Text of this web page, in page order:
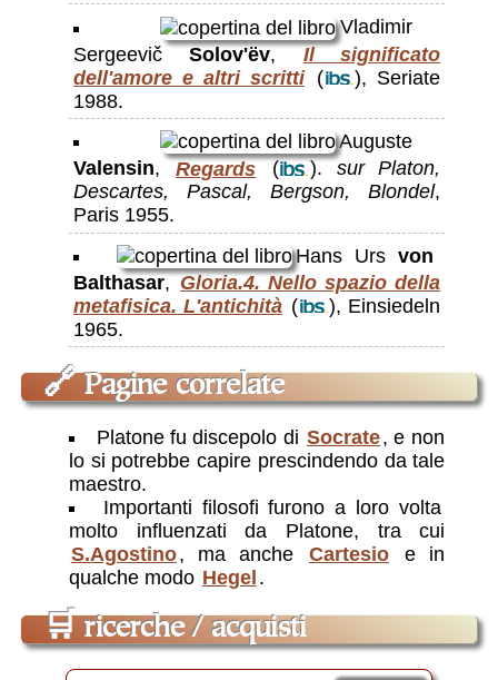
Vladimir
Sergeevič Solov'ëv, Il significato
dell'amore e altri scritti (
), Seriate
1988.
Auguste
Valensin, Regards ( ). sur Platon,
Descartes, Pascal, Bergson, Blondel,
Paris 1955.
Hans Ursvon
Balthasar, Gloria.4. Nello spazio della
metafisica. L'antichità (
), Einsiedeln
1965.
🔗 Pagine correlate
Platone fu discepolo di Socrate, e non
lo si potrebbe capire prescindendo da tale
maestro.
Importanti filosofi furono a loro volta
molto influenzati da Platone, tra cui
S.Agostino, ma anche Cartesio e in
qualche modo Hegel .
🛒 ricerche / acquisti